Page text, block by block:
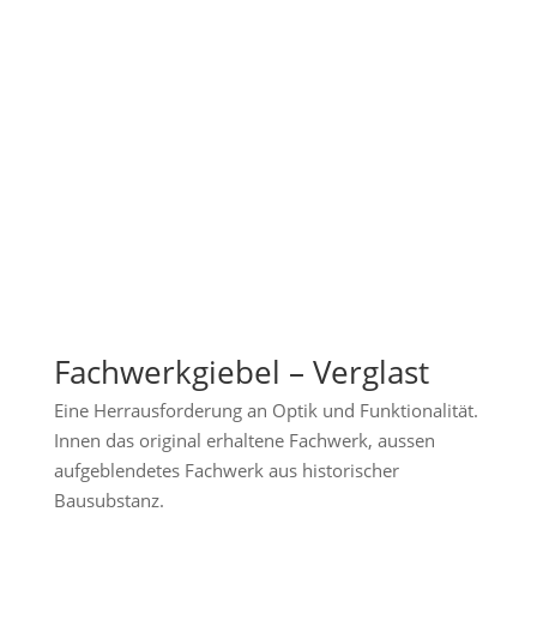
Fachwerkgiebel – Verglast
Eine Herrausforderung an Optik und Funktionalität.
Innen das original erhaltene Fachwerk, aussen
aufgeblendetes Fachwerk aus historischer
Bausubstanz.